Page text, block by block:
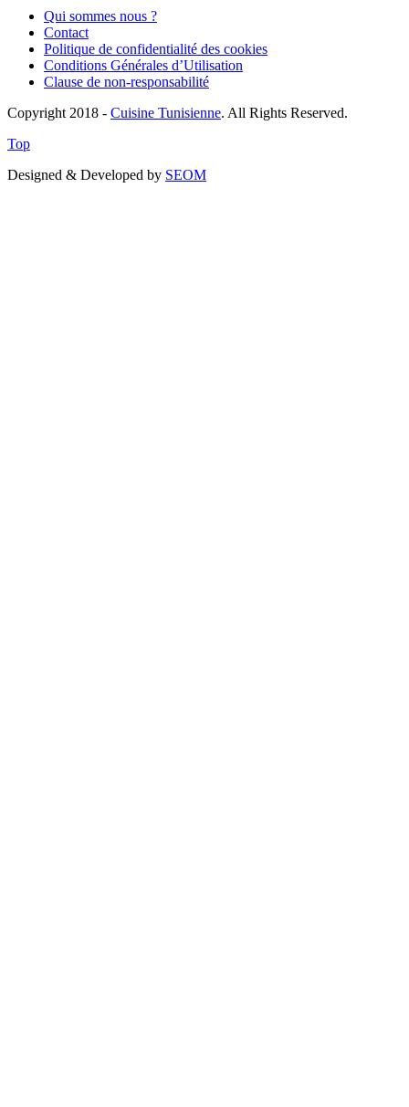
Qui sommes nous ?
Contact
Politique de confidentialité des cookies
Conditions Générales d’Utilisation
Clause de non-responsabilité
Copyright 2018 - Cuisine Tunisienne. All Rights Reserved.
Top
Designed & Developed by SEOM